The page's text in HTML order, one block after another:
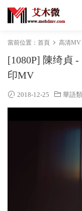
當前位置： 首頁 高清MV
[1080P] 陳绮貞
印MV
2018-12-25 華語